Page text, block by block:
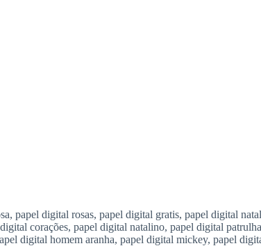
papel digital rosas, papel digital gratis, papel digital
corações, papel digital natalino, papel digital
digital homem aranha, papel digital mickey, papel